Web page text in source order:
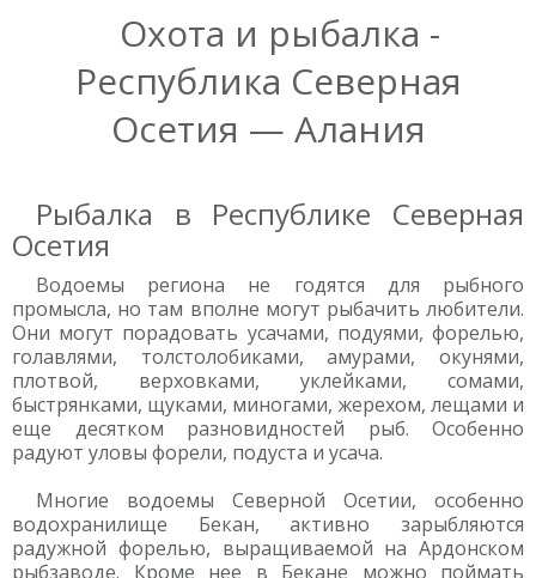
Охота и рыбалка -
Республика Северная
Осетия — Алания
Рыбалка в Республике Северная
Осетия
Водоемы региона не годятся для рыбного
промысла, но там вполне могут рыбачить любители.
Они могут порадовать усачами, подуями, форелью,
голавлями, толстолобиками, амурами, окунями,
плотвой, верховками, уклейками, сомами,
быстрянками, щуками, миногами, жерехом, лещами и
еще десятком разновидностей рыб. Особенно
радуют уловы форели, подуста и усача.
Многие водоемы Северной Осетии, особенно
водохранилище Бекан, активно зарыбляются
радужной форелью, выращиваемой на Ардонском
рыбзаводе. Кроме нее в Бекане можно поймать